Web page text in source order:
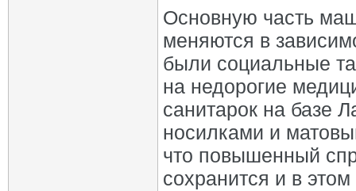
Основную часть
меняются в
были социальные
на недорогие
санитарок на базе
носилками и
что повышенный
сохранится и в этом